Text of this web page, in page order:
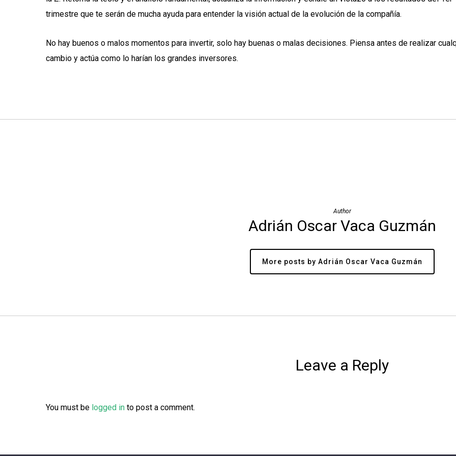
trimestre que te serán de mucha ayuda para entender la visión actual de la evolución de la compañía.
No hay buenos o malos momentos para invertir, solo hay buenas o malas decisiones. Piensa antes de realizar
cambio y actúa como lo harían los grandes inversores.
Author
Adrián Oscar Vaca Guzmán
More posts by Adrián Oscar Vaca Guzmán
Leave a Reply
You must be logged in to post a comment.